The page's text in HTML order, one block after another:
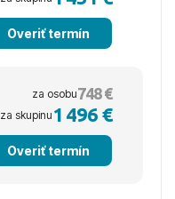
Overiť termín
za osobu748 €
za skupinu 1 496 €
Overiť termín